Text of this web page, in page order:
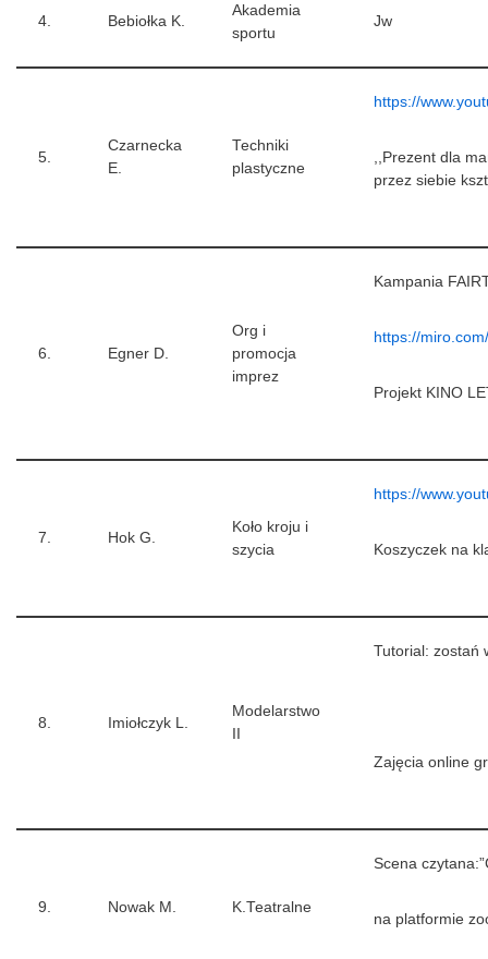
4. Bebiołka K.
Akademia
sportu
Jw
5.
Czarnecka
E.
Techniki
plastyczne
https://
,,Prezent dla
przez siebie
6. Egner D.
Org i
promocja
imprez
Kampania
https://
Projekt KINO
7. Hok G.
Koło kroju i
szycia
https://
Koszyczek na
8. Imiołczyk L.
Modelarstwo
Tutorial: zostań
Zajęcia online
9. Nowak M. K.Teatralne
Scena
na platformie